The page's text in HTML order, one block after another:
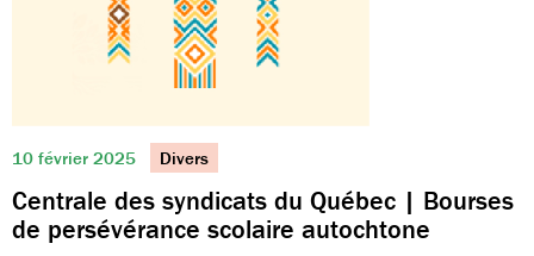
10 février 2025 Divers
Centrale des syndicats du Québec | Bourses
de persévérance scolaire autochtone